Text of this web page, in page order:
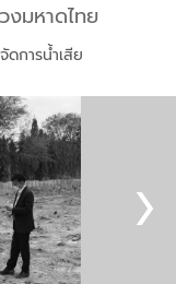
งมหาดไทย
การน้ำเสีย